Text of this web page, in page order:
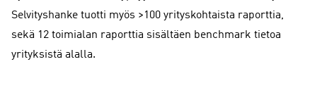
Selvityshanke tuotti myös >100 yrityskohtaista raporttia,
sekä 12 toimialan raporttia sisältäen benchmark tietoa
yrityksistä alalla.